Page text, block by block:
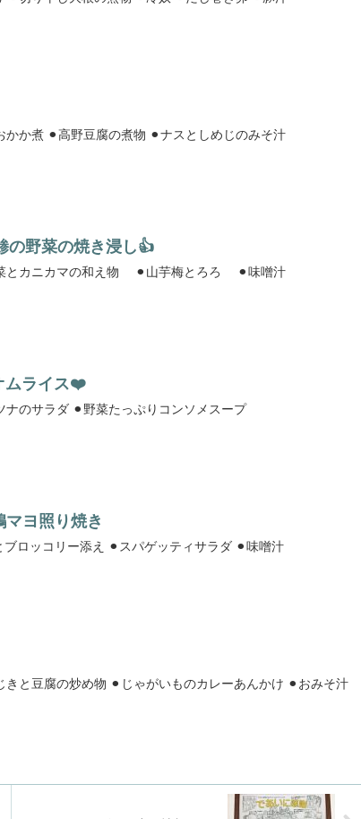
⚫︎冷しゃぶサラダ ⚫︎じゃが芋のおかか煮 ⚫︎高野豆腐の煮物 ⚫︎ナスとしめじのみそ汁
の野菜の焼き浸し👍
⚫︎魚と野菜の焼き浸し ⚫︎青梗菜とカニカマの和え物 ⚫︎山芋梅とろろ ⚫︎味噌汁
ムライス❤️
⚫︎オムライス ⚫︎切り干し大根とツナのサラダ ⚫︎野菜たっぷりコンソメスープ
ヨ照り焼き
⚫︎鶏ももマヨ照り焼きキャベツとブロッコリー添え ⚫︎スパゲッティサラダ ⚫︎味噌汁
⚫︎豚バラと玉ねぎの甘辛煮 ⚫︎ひじきと豆腐の炒め物 ⚫︎じゃがいものカレーあんかけ ⚫︎おみそ汁